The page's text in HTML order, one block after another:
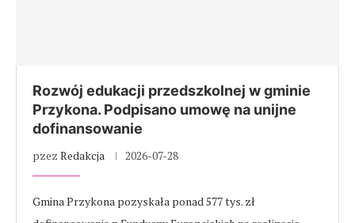
Rozwój edukacji przedszkolnej w gminie
Przykona. Podpisano umowę na unijne
dofinansowanie
pzez Redakcja 2026-07-28
Gmina Przykona pozyskała ponad 577 tys. zł